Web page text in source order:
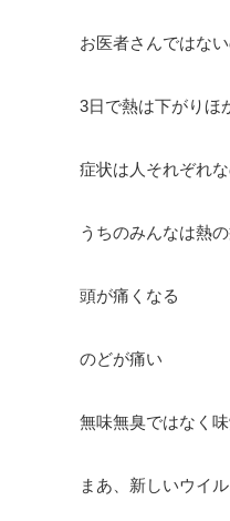
お医者さんではな
3日で熱は下がりほ
症状は人それぞれ
うちのみんなは熱
頭が痛くなる
のどが痛い
無味無臭ではなく
まあ、新しいウイ